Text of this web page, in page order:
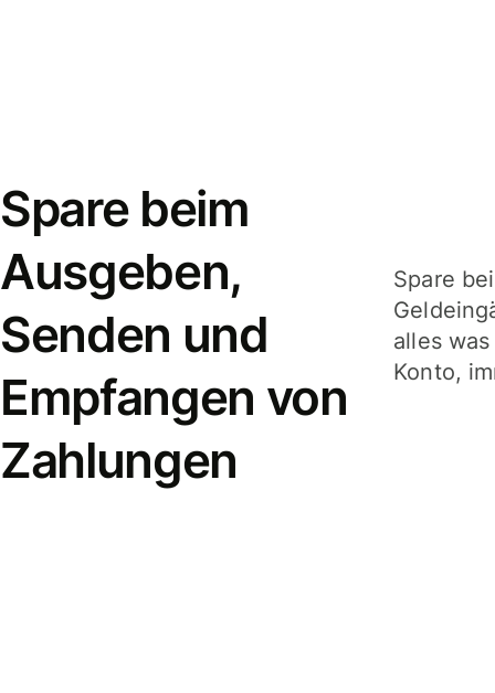
Spare beim
Ausgeben,
Senden und
Empfangen von
Zahlungen
Spare
alles
Konto,